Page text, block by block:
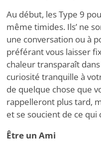
Au début, les Type 9
même timides. Ils’ ne
une conversation ou à
préférant vous laisser
chaleur transparaît
curiosité tranquille à
de quelque chose que
rappelleront plus tard,
et se soucient de ce
Être un Ami